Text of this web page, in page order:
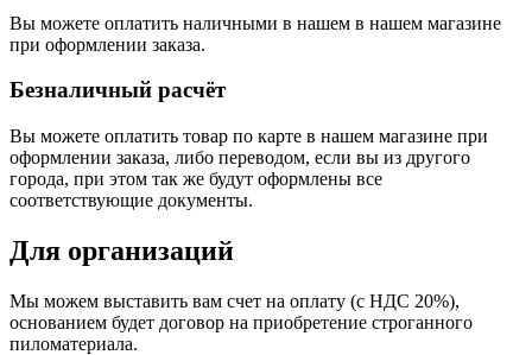
Вы можете оплатить наличными в нашем в нашем магазине
при оформлении заказа.
Безналичный расчёт
Вы можете оплатить товар по карте в нашем магазине при
оформлении заказа, либо переводом, если вы из другого
города, при этом так же будут оформлены все
соответствующие документы.
Для организаций
Мы можем выставить вам счет на оплату (с НДС 20%),
основанием будет договор на приобретение строганного
пиломатериала.